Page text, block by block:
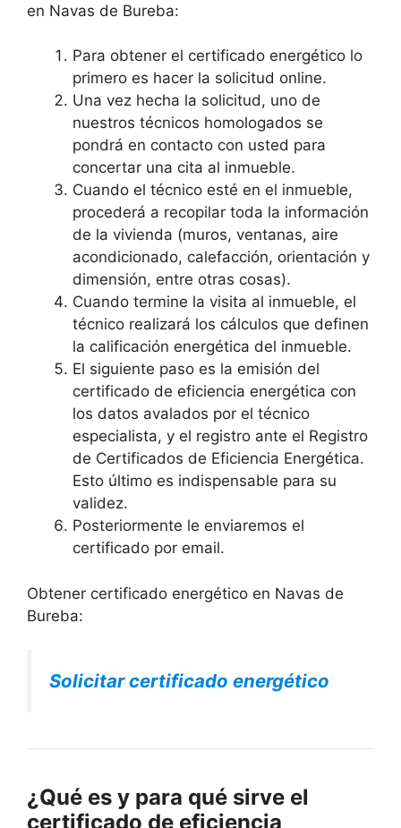
en Navas de Bureba:
Para obtener el certificado energético lo
primero es hacer la solicitud online.
Una vez hecha la solicitud, uno de
nuestros técnicos homologados se
pondrá en contacto con usted para
concertar una cita al inmueble.
Cuando el técnico esté en el inmueble,
procederá a recopilar toda la información
de la vivienda (muros, ventanas, aire
acondicionado, calefacción, orientación y
dimensión, entre otras cosas).
Cuando termine la visita al inmueble, el
técnico realizará los cálculos que definen
la calificación energética del inmueble.
El siguiente paso es la emisión del
certificado de eficiencia energética con
los datos avalados por el técnico
especialista, y el registro ante el Registro
de Certificados de Eficiencia Energética.
Esto último es indispensable para su
validez.
Posteriormente le enviaremos el
certificado por email.
Obtener certificado energético en Navas de
Bureba:
Solicitar certificado energético
¿Qué es y para qué sirve el
certificado de eficiencia